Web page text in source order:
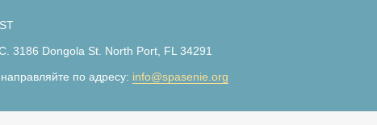
3186 Dongola St. North Port, FL 34291
по адресу: info@spasenie.org